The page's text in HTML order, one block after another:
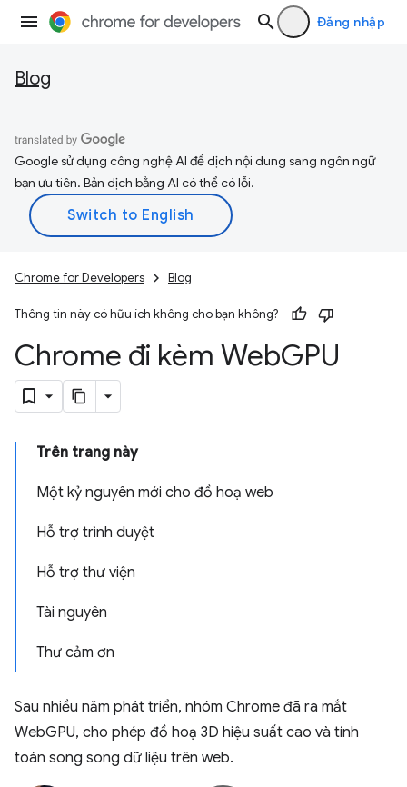
Đăng nhập
Blog
Google sử dụng công nghệ AI để dịch nội dung sang ngôn ngữ
bạn ưu tiên. Bản dịch bằng AI có thể có lỗi.
Chrome for Developers Blog
Thông tin này có hữu ích không cho bạn không?
Chrome đi kèm WebGPU
Trên trang này
Một kỷ nguyên mới cho đồ hoạ web
Hỗ trợ trình duyệt
Hỗ trợ thư viện
Tài nguyên
Thư cảm ơn
Sau nhiều năm phát triển, nhóm Chrome đã ra mắt
WebGPU, cho phép đồ hoạ 3D hiệu suất cao và tính
toán song song dữ liệu trên web.